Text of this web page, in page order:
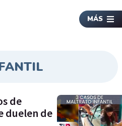
MÁS
de
duelen de